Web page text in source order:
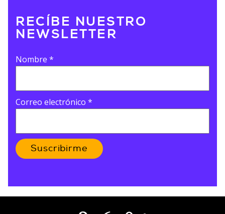
RECÍBE NUESTRO
NEWSLETTER
Nombre *
Correo electrónico *
Suscribirme